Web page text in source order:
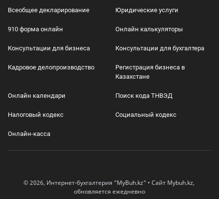
Всеобщее декларирование Юридические услуги
910 форма онлайн Онлайн калькуляторы
Консультации для бизнеса Консультации для бухгалтера
Кадровое делопроизводство
Регистрация бизнеса в
Казахстане
Онлайн календари Поиск кода ТНВЭД
Налоговый кодекс Социальный кодекс
Онлайн-касса
© 2026, Интернет-бухгалтерия "MyBuh.kz" • Сайт Mybuh.kz,
обновляется ежедневно